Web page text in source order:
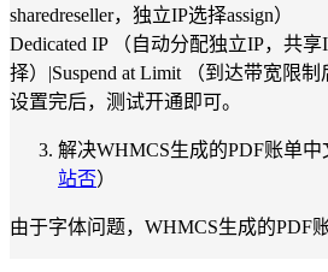
sharedreseller，独立IP选择assign）
Dedicated IP （自动分配独立IP，共
择）|Suspend at Limit （到达带宽限制
设置完后，测试开通即可。
解决WHMCS生成的PDF账单中
站否）
由于字体问题，WHMCS生成的PDF